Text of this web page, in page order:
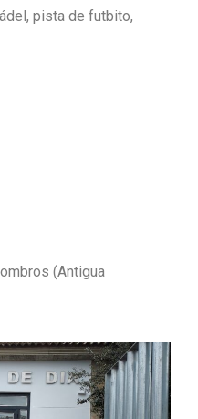
pista de futbito,
(Antigua